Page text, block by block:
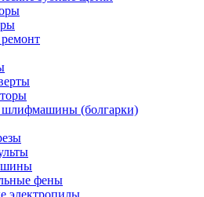
шлифмашины (болгарки)
фены
электропилы